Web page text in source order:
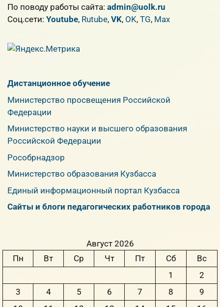
По поводу работы сайта: admin@uolk.ru
Cоц.сети: Youtube, Rutube, VK, OK, TG, Max
Дистанционное обучение
Министерство просвещения Российской
Федерации
Министерство науки и высшего образования
Российской Федерации
Рособрнадзор
Министерство образования Кузбасса
Единый информационный портал Кузбасса
Сайты и блоги педагогических работников города
Август 2026
Пн
Вт Ср Чт Пт Сб
Вс
1
2
3
4 5 6 7 8
9